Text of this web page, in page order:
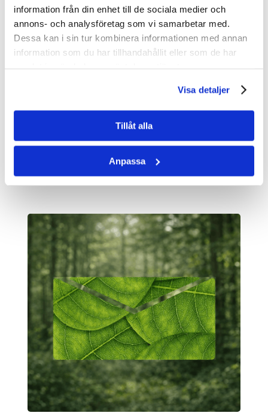
information från din enhet till de sociala medier och
annons- och analysföretag som vi samarbetar med.
Dessa kan i sin tur kombinera informationen med annan
information som du har tillhandahållit eller som de har
Visa detaljer
Tillåt alla
Anpassa
Ytterligare information om eventet
publiceras löpande, men boka redan nu in
datumet i almanackan!